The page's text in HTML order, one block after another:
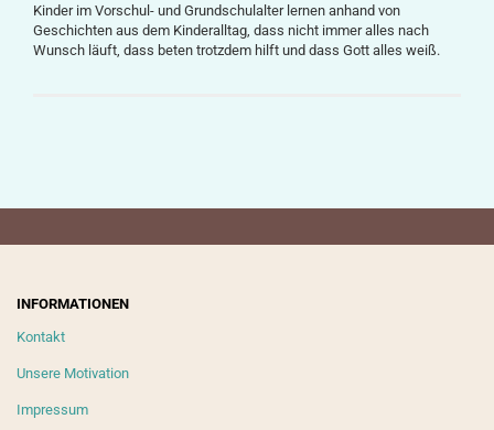
Kinder im Vorschul- und Grundschulalter lernen anhand von
Geschichten aus dem Kinderalltag, dass nicht immer alles nach
Wunsch läuft, dass beten trotzdem hilft und dass Gott alles weiß.
INFORMATIONEN
Kontakt
Unsere Motivation
Impressum